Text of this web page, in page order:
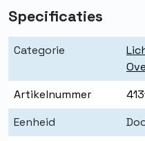
Specificaties
Categorie
Artikelnummer
Eenheid